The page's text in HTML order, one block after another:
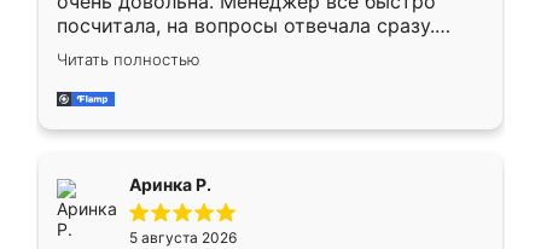
посчитала, на вопросы отвечала сразу.
Замерщик приехал в субботу, подошёл к
делу со всей ответственностью. Собрали
за день, ребята работали аккуратно, даже
Читать полностью
Аринка Р.
5 августа 2026